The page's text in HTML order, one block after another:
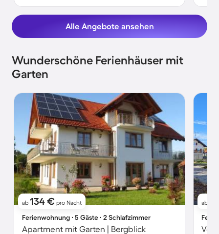
Alle Angebote ansehen
Wunderschöne Ferienhäuser mit
Garten
ab 134 € pro Nacht
Ferienwohnung ∙ 5 Gäste ∙ 2 Schlafzimmer
Apartment mit Garten | Bergblick
ab